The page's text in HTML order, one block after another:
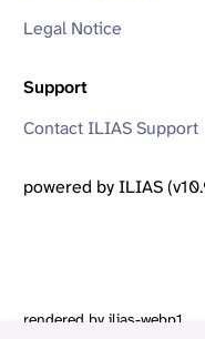
Legal Notice
Support
Contact ILIAS Support
powered by ILIAS
rendered by ilias-webp1